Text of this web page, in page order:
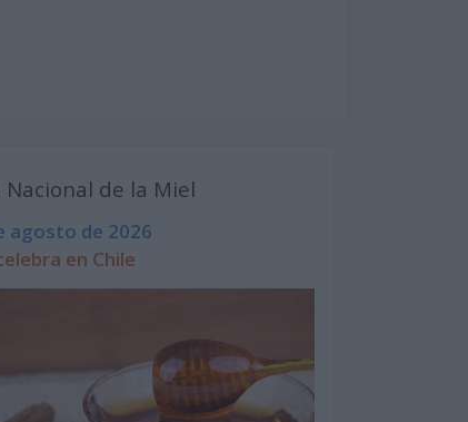
Nacional de la Miel
agosto de 2026
en Chile